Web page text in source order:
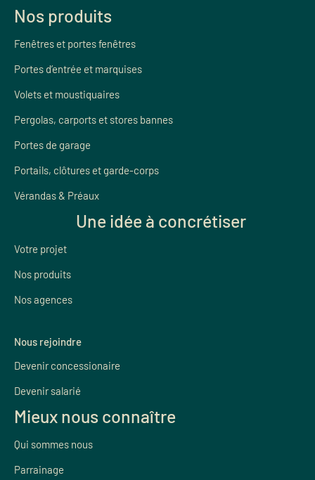
Nos produits
Fenêtres et portes fenêtres
Portes d’entrée et marquises
Volets et moustiquaires
Pergolas, carports et stores bannes
Portes de garage
Portails, clôtures et garde-corps
Vérandas & Préaux
Une idée à concrétiser
Votre projet
Nos produits
Nos agences
Nous rejoindre
Devenir concessionaire
Devenir salarié
Mieux nous connaître
Qui sommes nous
Parrainage